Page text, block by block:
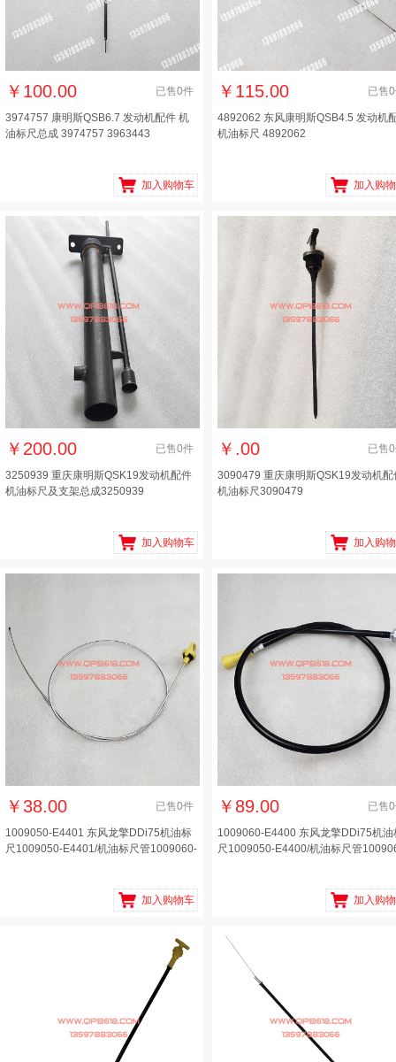
￥ 100.00 已售0件
3974757 康明斯QSB6.7 发动机配件 机
油标尺总成 3974757 3963443
加入购物车
￥ 115.00 已售0
4892062 东风康明斯QSB4.5 发动机
机油标尺 4892062
加入购
￥ 200.00 已售0件
3250939 重庆康明斯QSK19发动机配件
机油标尺及支架总成3250939
加入购物车
￥ .00 已售0
3090479 重庆康明斯QSK19发动机配
机油标尺3090479
加入购
￥ 38.00 已售0件
1009050-E4401 东风龙擎DDi75机油标
尺1009050-E4401/机油标尺管1009060-
加入购物车
￥ 89.00 已售0
1009060-E4400 东风龙擎DDi75机油
尺1009050-E4400/机油标尺管
加入购